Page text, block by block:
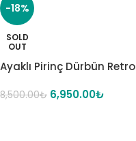
-18%
SOLD
OUT
Ayaklı Pirinç Dürbün Retro
8,500.00₺ 6,950.00₺